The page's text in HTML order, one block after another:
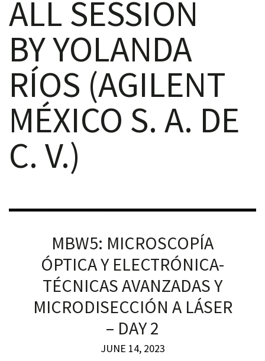
ALL SESSION
BY YOLANDA
RÍOS (AGILENT
MÉXICO S. A. DE
C. V.)
MBW5: MICROSCOPÍA
ÓPTICA Y ELECTRÓNICA-
TÉCNICAS AVANZADAS Y
MICRODISECCIÓN A LÁSER
– DAY 2
JUNE 14, 2023